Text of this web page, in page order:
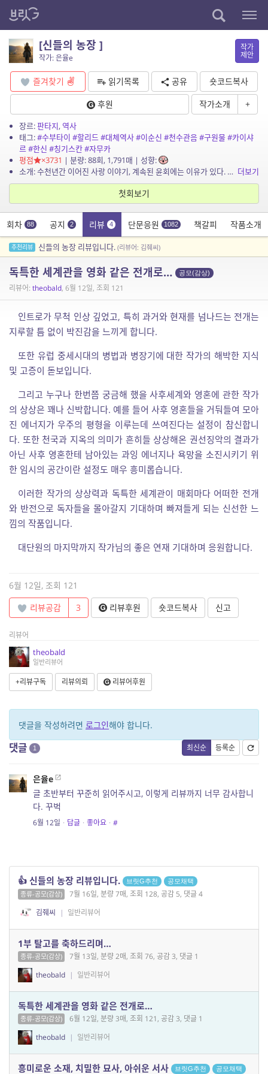
[신들의 농장 ]
작가: 은율e
작가
제안
즐겨찾기 읽기목록 공유
숏코드복사
후원
작가소개 +
장르:판타지, 역사
태그:#수부타이 #할리드#대체역사#이순신 #천수관음#구원물#카이샤
르#한신 #칭기스칸#자무카
평점
×3731 | 분량: 88회, 1,791매 | 성향:
소개: 수천년간 이어진 사랑 이야기, 계속된 윤회에는 이유가 있다. 역사 속 인물들과 신화적 존재들이 얽히며 천계를 무대로 한 인류 구원 전쟁이 시작된다 이 땅에 모든 지를 위하여, 더보기
첫회보기
회차 88 공지 2 리뷰 4 단문응원 1082 책갈피 작품소개
추천리뷰 신들의 농장 리뷰입니다. (리뷰어: 김줴씨)
독특한 세계관을 영화 같은 전개로… 공모(감상)
리뷰어: theobald, 6월 12일, 조회 121
인트로가 무척 인상 깊었고, 특히 과거와 현재를 넘나드는 전개는
지루할 틈 없이 박진감을 느끼게 합니다.
또한 유럽 중세시대의 병법과 병장기에 대한 작가의 해박한 지식
및 고증이 돋보입니다.
그리고 누구나 한번쯤 궁금해 했을 사후세계와 영혼에 관한 작가
의 상상은 꽤나 신박합니다. 예를 들어 사후 영혼들을 거둬들여 모아
진 에너지가 우주의 평형을 이루는데 쓰여진다는 설정이 참신합니
다. 또한 천국과 지옥의 의미가 흔히들 상상해온 권선징악의 결과가
아닌 사후 영혼한테 남아있는 과잉 에너지나 욕망을 소진시키기 위
한 임시의 공간이란 설정도 매우 흥미롭습니다.
이러한 작가의 상상력과 독특한 세계관이 매회마다 어떠한 전개
와 반전으로 독자들을 몰아갈지 기대하며 빠져들게 되는 신선한 느
낌의 작품입니다.
대단원의 마지막까지 작가님의 좋은 연재 기대하며 응원합니다.
6월 12일, 조회 121
리뷰공감
3 리뷰후원 숏코드복사 신고
리뷰어
theobald
일반리뷰어
+리뷰구독 리뷰의뢰 리뷰어후원
댓글을 작성하려면 로그인해야 합니다.
최신순 등록순
댓글 1
은율e
글 초반부터 꾸준히 읽어주시고, 이렇게 리뷰까지 너무 감사합니
다. 꾸벅
6월 12일 · 답글 · 좋아요 · #
👍 신들의 농장 리뷰입니다. 브릿G추천 공모채택
종류-공모(감상)
7월 16일, 분량 7매, 조회 128, 공감 5, 댓글 4
김줴씨
| 일반리뷰어
1부 탈고를 축하드리며…
종류-공모(감상)
7월 13일, 분량 2매, 조회 76, 공감 3, 댓글 1
theobald | 일반리뷰어
독특한 세계관을 영화 같은 전개로…
종류-공모(감상)
6월 12일, 분량 3매, 조회 121, 공감 3, 댓글 1
theobald | 일반리뷰어
흥미로운 소재, 치밀한 묘사, 아쉬운 서사 브릿G추천 공모채택